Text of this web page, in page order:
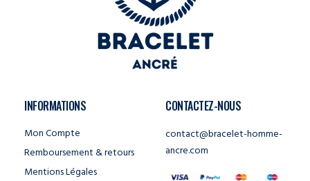
INFORMATIONS
Mon Compte
Remboursement & retours
Mentions Légales
CONTACTEZ-NOUS
contact@bracelet-homme-
ancre.com